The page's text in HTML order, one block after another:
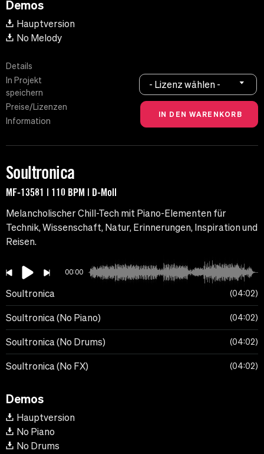
Demos
Hauptversion
No Melody
Details
In Projekt
speichern
Preise/Lizenzen
Information
- Lizenz wählen -
Soultronica
MF-13581 | 110 BPM | D-Moll
Melancholischer Chill-Tech mit Piano-Elementen für
Technik, Wissenschaft, Natur, Erinnerungen, Inspiration und
Reisen.
00:00
Soultronica 04:02
Soultronica (No Piano) 04:02
Soultronica (No Drums) 04:02
Soultronica (No FX) 04:02
Demos
Hauptversion
No Piano
No Drums